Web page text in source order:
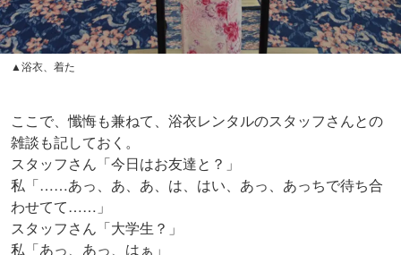
▲浴衣、着た
ここで、懺悔も兼ねて、浴衣レンタルのスタッフさんとの
雑談も記しておく。
スタッフさん「今日はお友達と？」
私「……あっ、あ、あ、は、はい、あっ、あっちで待ち合
わせてて……」
スタッフさん「大学生？」
私「あっ、あっ、はぁ」